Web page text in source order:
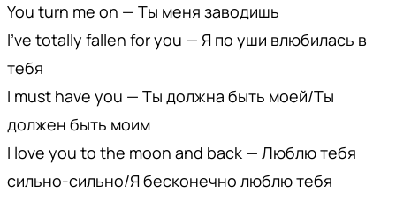
You turn me on — Ты меня заводишь
I’ve totally fallen for you — Я по уши влюбилась в
тебя
I must have you — Ты должна быть моей/Ты
должен быть моим
I love you to the moon and back — Люблю тебя
сильно-сильно/Я бесконечно люблю тебя